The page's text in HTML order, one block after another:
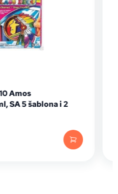
Amos
SA 5 šablona i 2